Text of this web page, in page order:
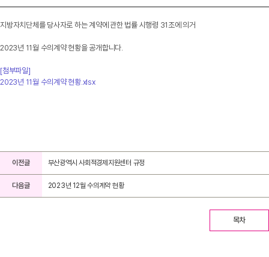
지방자치단체를 당사자로 하는 계약에 관한 법률 시행령 31조에 의거
2023년 11월 수의계약 현황을 공개합니다.
[첨부파일]
2023년 11월 수의계약 현황.xlsx
이전글 부산광역시 사회적경제지원센터 규정
다음글 2023년 12월 수의계약 현황
목차